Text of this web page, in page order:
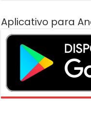
Aplicativo para